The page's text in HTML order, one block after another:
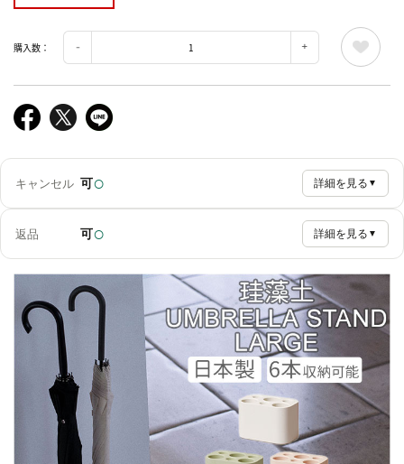
購入数：
キャンセル 可○ 詳細を見る ▼
返品 可○ 詳細を見る ▼